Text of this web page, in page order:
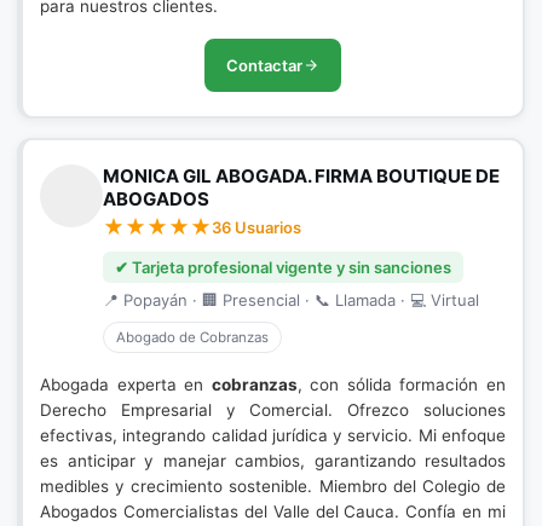
para nuestros clientes.
Contactar
MONICA GIL ABOGADA. FIRMA BOUTIQUE DE
ABOGADOS
36 Usuarios
✔ Tarjeta profesional vigente y sin sanciones
📍 Popayán · 🏢 Presencial · 📞 Llamada · 💻 Virtual
Abogado de Cobranzas
Abogada experta en cobranzas, con sólida formación en
Derecho Empresarial y Comercial. Ofrezco soluciones
efectivas, integrando calidad jurídica y servicio. Mi enfoque
es anticipar y manejar cambios, garantizando resultados
medibles y crecimiento sostenible. Miembro del Colegio de
Abogados Comercialistas del Valle del Cauca. Confía en mi